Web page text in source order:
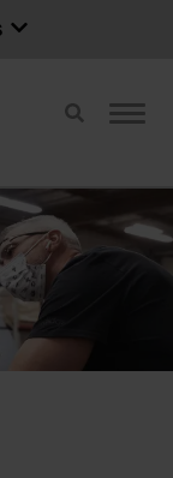
切
索
切
航